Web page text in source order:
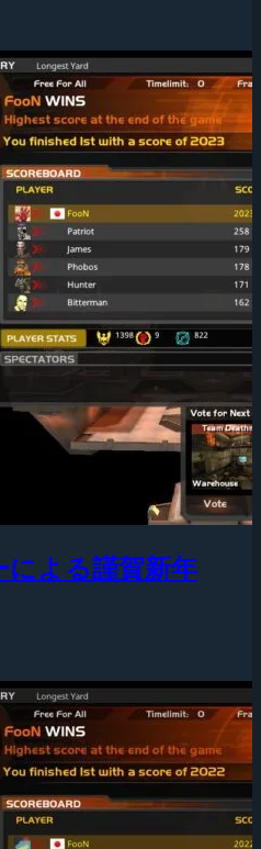
よる謹賀新年